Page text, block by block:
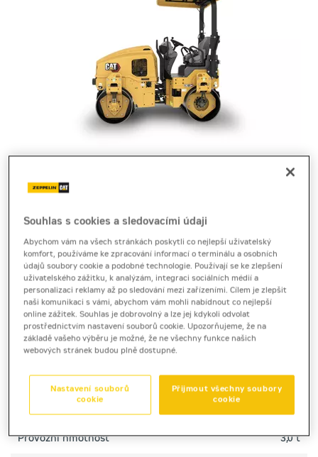
tandemový vibrační válec
Tandemový válec Cat CB2.5 GC výrobce Caterpillar
nabízí jednoduché ovládání, nízké náklady a stabilní
hutnění menších asfaltových prací.
TECHNICKÉ PARAMETRY
Pracovní šířka [mm]
Provozní hmotnost 3,0 t
Souhlas s cookies a sledovacími údaji
Abychom vám na všech stránkách poskytli co nejlepší uživatelský
komfort, používáme ke zpracování informací o terminálu a osobních
údajů soubory cookie a podobné technologie. Používají se ke zlepšení
uživatelského zážitku, k analýzám, integraci sociálních médií a
personalizaci reklamy až po sledování mezi zařízeními. Cílem je zlepšit
naši komunikaci s vámi, abychom vám mohli nabídnout co nejlepší
online zážitek. Souhlas je dobrovolný a lze jej kdykoli odvolat
prostřednictvím nastavení souborů cookie. Upozorňujeme, že na
základě vašeho výběru je možné, že ne všechny funkce našich
webových stránek budou plně dostupné.
Přijmout všechny soubory
cookie
Nastavení souborů
cookie